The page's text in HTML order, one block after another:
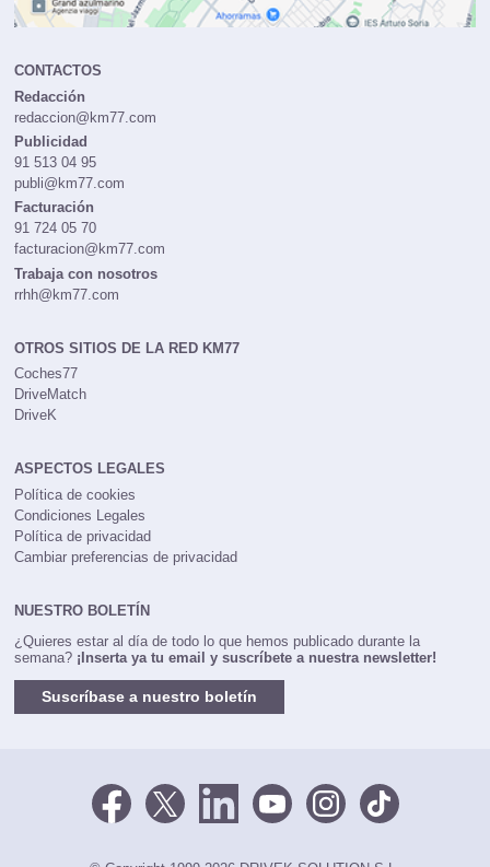
CONTACTOS
Redacción
redaccion@km77.com
Publicidad
91 513 04 95
publi@km77.com
Facturación
91 724 05 70
facturacion@km77.com
Trabaja con nosotros
rrhh@km77.com
OTROS SITIOS DE LA RED KM77
Coches77
DriveMatch
DriveK
ASPECTOS LEGALES
Política de cookies
Condiciones Legales
Política de privacidad
Cambiar preferencias de privacidad
NUESTRO BOLETÍN
¿Quieres estar al día de todo lo que hemos publicado durante la
semana? ¡Inserta ya tu email y suscríbete a nuestra newsletter!
Suscríbase a nuestro boletín